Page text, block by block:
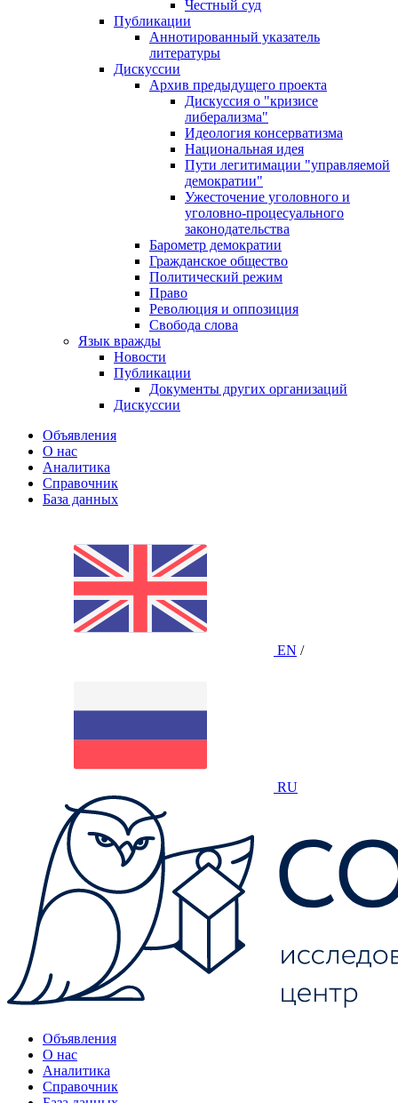
Честный суд
Публикации
Аннотированный указатель
литературы
Дискуссии
Архив предыдущего проекта
Дискуссия о "кризисе
либерализма"
Идеология консерватизма
Национальная идея
Пути легитимации "управляемой
демократии"
Ужесточение уголовного и
уголовно-процесуального
законодательства
Барометр демократии
Гражданское общество
Политический режим
Право
Революция и оппозиция
Свобода слова
Язык вражды
Новости
Публикации
Документы других организаций
Дискуссии
Объявления
О нас
Аналитика
Справочник
База данных
EN /
RU
Объявления
О нас
Аналитика
Справочник